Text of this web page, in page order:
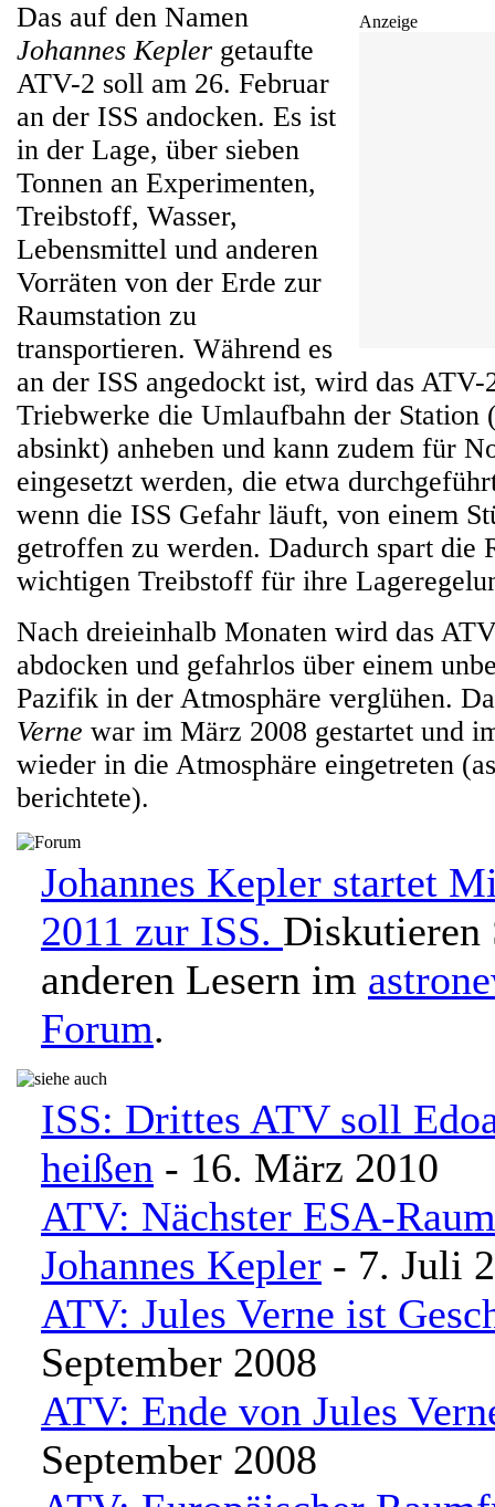
Anzeige
Das auf den Namen
Johannes Kepler getaufte
ATV-2 soll am 26. Februar
an der ISS andocken. Es ist
in der Lage, über sieben
Tonnen an Experimenten,
Treibstoff, Wasser,
Lebensmittel und anderen
Vorräten von der Erde zur
Raumstation zu
transportieren. Während es
an der ISS angedockt ist, wird das
Triebwerke die Umlaufbahn der Station
absinkt) anheben und kann zudem für
eingesetzt werden, die etwa
wenn die ISS Gefahr läuft, von einem
getroffen zu werden. Dadurch spart die
wichtigen Treibstoff für ihre
Nach dreieinhalb Monaten wird das
abdocken und gefahrlos über einem
Pazifik in der Atmosphäre verglühen.
Verne war im März 2008 gestartet und
wieder in die Atmosphäre eingetreten
berichtete).
Johannes Kepler startet
2011 zur ISS. Diskutieren
anderen Lesern im
Forum.
ISS: Drittes ATV soll
heißen - 16. März 2010
ATV: Nächster ESA-
Johannes Kepler - 7. Juli
ATV: Jules Verne ist
September 2008
ATV: Ende von Jules
September 2008